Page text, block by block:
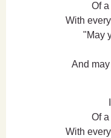
Of
With
"May
And
Of
With